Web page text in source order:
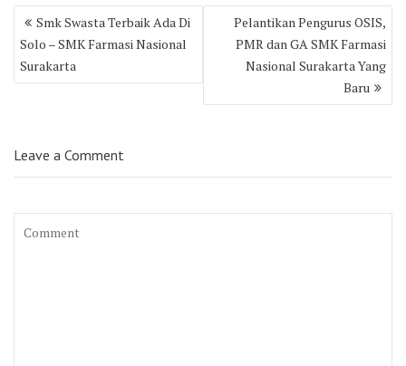
Post
navigation
Smk Swasta Terbaik Ada Di
Solo – SMK Farmasi Nasional
Surakarta
Pelantikan Pengurus OSIS,
PMR dan GA SMK Farmasi
Nasional Surakarta Yang
Baru
Leave a Comment